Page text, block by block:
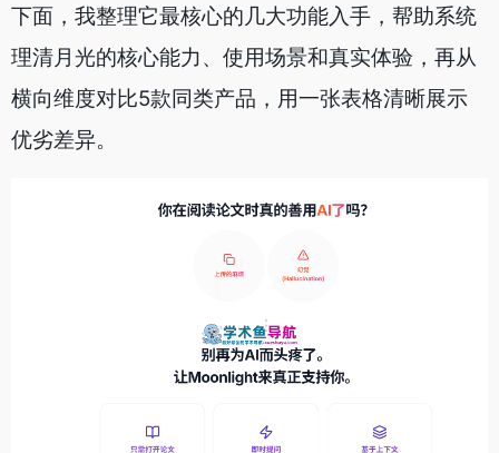
下面，我整理它最核心的几大功能入手，帮助系统
理清月光的核心能力、使用场景和真实体验，再从
横向维度对比5款同类产品，用一张表格清晰展示
优劣差异。